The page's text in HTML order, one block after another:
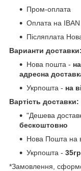
Пром-оплата
Оплата на
Післяплата
Варианти доставки:
Нова пошта -
адресна
Укрпошта - на
Вартість доставки:
"Дешева
бескоштовно
Нова Пошта на
Укрпошта -
*Замовлення,